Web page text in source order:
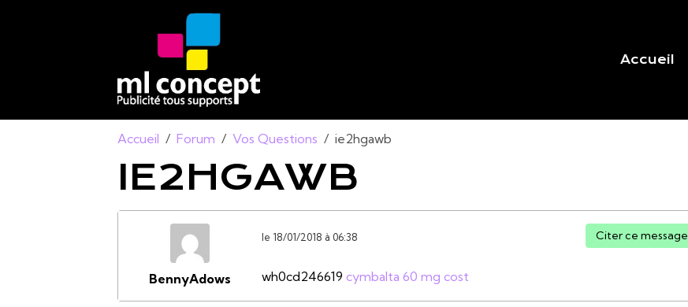
Accueil
Accueil Forum Vos Questions ie2hgawb
IE2HGAWB
BennyAdows
le 18/01/2018 à 06:38 Citer ce message
wh0cd246619cymbalta 60 mg cost